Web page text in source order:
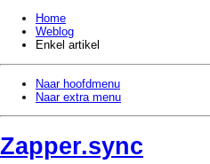
Home
Weblog
Enkel artikel
Naar hoofdmenu
Naar extra menu
Zapper.sync